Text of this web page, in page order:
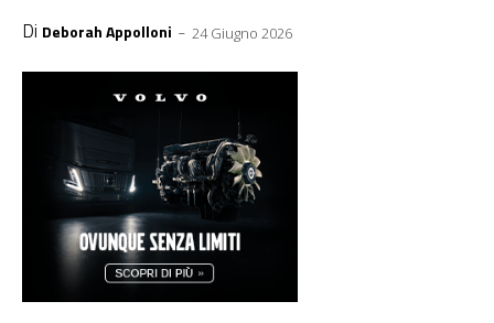
Di Deborah Appolloni - 24 Giugno 2026